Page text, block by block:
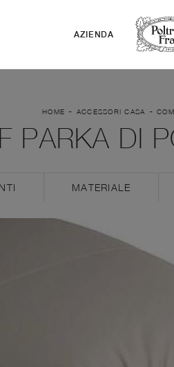
AZIENDA
HOME - ACCESSORI CASA -
PARKA DI
MATERIALE